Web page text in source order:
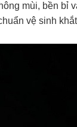
mùi, bền bỉ
vệ sinh